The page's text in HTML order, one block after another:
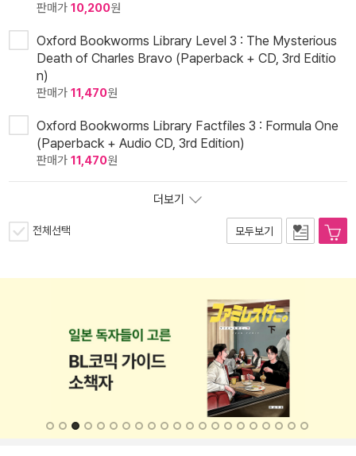
판매가 10,200원
Oxford Bookworms Library Level 3 : The Mysterious
Death of Charles Bravo (Paperback + CD, 3rd Editio
n)
판매가 11,470원
Oxford Bookworms Library Factfiles 3 : Formula One
(Paperback + Audio CD, 3rd Edition)
판매가 11,470원
더보기
전체선택 모두보기